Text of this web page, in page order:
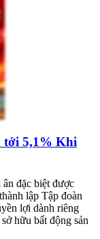
tới 5,1% Khi
đặc biệt được
lập Tập đoàn
lợi dành riêng
hữu bất động sản